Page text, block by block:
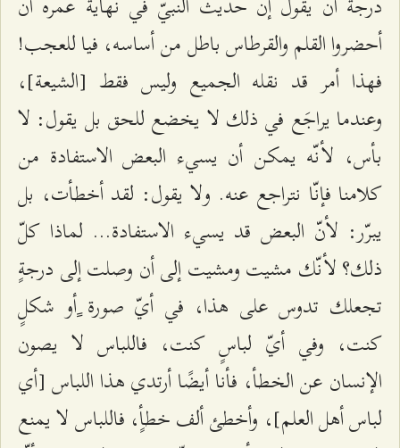
أحضروا القلم والقرطاس باطل من أساسه، فيا للعجب!
فهذا أمر قد نقله الجميع وليس فقط [الشيعة]،
وعندما يراجَع في ذلك لا يخضع للحق بل يقول: لا
بأس، لأنّه يمكن أن يسيء البعض الاستفادة من
كلامنا فإنّا نتراجع عنه. ولا يقول: لقد أخطأت، بل
يبرّر: لأنّ البعض قد يسيء الاستفادة... لماذا كلّ
ذلك؟ لأنّك مشيت ومشيت إلى أن وصلت إلى درجةٍ
تجعلك تدوس على هذا، في أيّ صورة ٍأو شكلٍ
كنت، وفي أيّ لباسٍ كنت، فاللباس لا يصون
الإنسان عن الخطأ، فأنا أيضًا أرتدي هذا اللباس [أي
لباس أهل العلم]، وأخطئ ألف خطأٍ، فاللباس لا يمنع